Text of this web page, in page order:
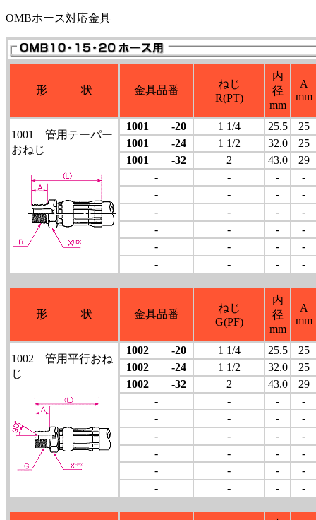
OMBホース対応金具
形 状 金具品番
ねじ
R(PT)
内
径
mm
A
mm
1001 管用テーパー
おねじ
1001 -20 1 1/4 25.5
25
1001 -24
1 1/2 32.0
25
1001 -32
2 43.0
29
-
- -
-
-
- -
-
-
- -
-
-
- -
-
-
- -
-
-
- - -
形 状 金具品番
ねじ
G(PF)
内
径
mm
A
mm
1002 管用平行おね
じ
1002 -20 1 1/4 25.5
25
1002 -24
1 1/2 32.0
25
1002 -32
2 43.0
29
-
- -
-
-
- -
-
-
- -
-
-
- -
-
-
- -
-
-
- - -